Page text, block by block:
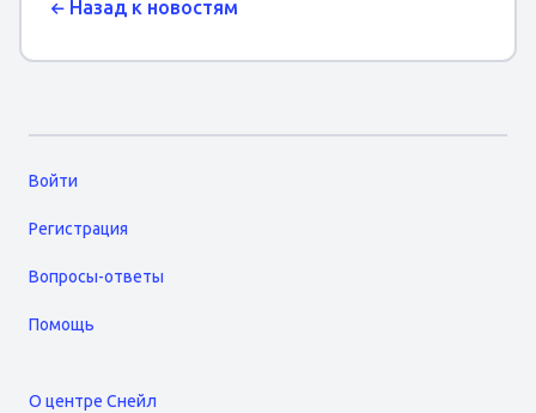
Назад к новостям
Войти
Регистрация
Вопросы-ответы
Помощь
О центре Снейл